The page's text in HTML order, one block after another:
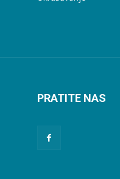
PRATITE NAS